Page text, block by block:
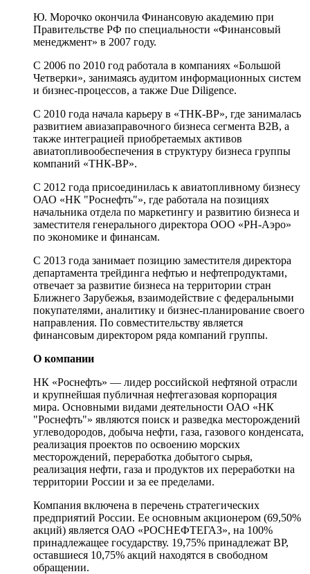
Ю. Морочко окончила Финансовую академию при
Правительстве РФ по специальности «Финансовый
менеджмент» в 2007 году.
С 2006 по 2010 год работала в компаниях «Большой
Четверки», занимаясь аудитом информационных систем
и бизнес-процессов, а также Due Diligence.
С 2010 года начала карьеру в «ТНК-ВР», где занималась
развитием авиазаправочного бизнеса сегмента В2В, а
также интеграцией приобретаемых активов
авиатопливообеспечения в структуру бизнеса группы
компаний «ТНК-ВР».
С 2012 года присоединилась к авиатопливному бизнесу
ОАО «НК "Роснефть"», где работала на позициях
начальника отдела по маркетингу и развитию бизнеса и
заместителя генерального директора ООО «РН-Аэро»
по экономике и финансам.
С 2013 года занимает позицию заместителя директора
департамента трейдинга нефтью и нефтепродуктами,
отвечает за развитие бизнеса на территории стран
Ближнего Зарубежья, взаимодействие с федеральными
покупателями, аналитику и бизнес-планирование своего
направления. По совместительству является
финансовым директором ряда компаний группы.
О компании
НК «Роснефть» — лидер российской нефтяной отрасли
и крупнейшая публичная нефтегазовая корпорация
мира. Основными видами деятельности ОАО «НК
"Роснефть"» являются поиск и разведка месторождений
углеводородов, добыча нефти, газа, газового конденсата,
реализация проектов по освоению морских
месторождений, переработка добытого сырья,
реализация нефти, газа и продуктов их переработки на
территории России и за ее пределами.
Компания включена в перечень стратегических
предприятий России. Ее основным акционером (69,50%
акций) является ОАО «РОСНЕФТЕГАЗ», на 100%
принадлежащее государству. 19,75% принадлежат BP,
оставшиеся 10,75% акций находятся в свободном
обращении.